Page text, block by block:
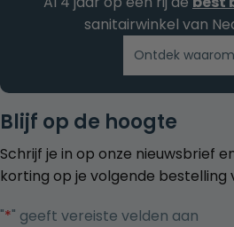
Blijf op de hoogte
Schrijf je in op onze nieuwsbrief
korting op je volgende bestelling
"*" geeft vereiste velden aan
sanitairwinkel van
Ontdek waarom